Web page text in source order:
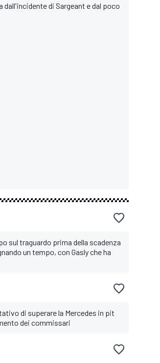
di Sargeant e dal poco
sul traguardo prima della scadenza
un tempo, con Gasly che ha
di superare la Mercedes in pit
dei commissari